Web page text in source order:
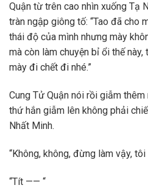
Quận từ trên cao nhìn xuống Tạ
tràn ngập giông tố: “Tao đã cho
thái độ của mình nhưng mày
mà còn làm chuyện bỉ ổi thế
mày đi chết đi nhé.”
Cung Tử Quận nói rồi giẫm
thứ hắn giẫm lên không phải
Nhất Minh.
“Không, không, đừng làm vậy,
“Tít —— “